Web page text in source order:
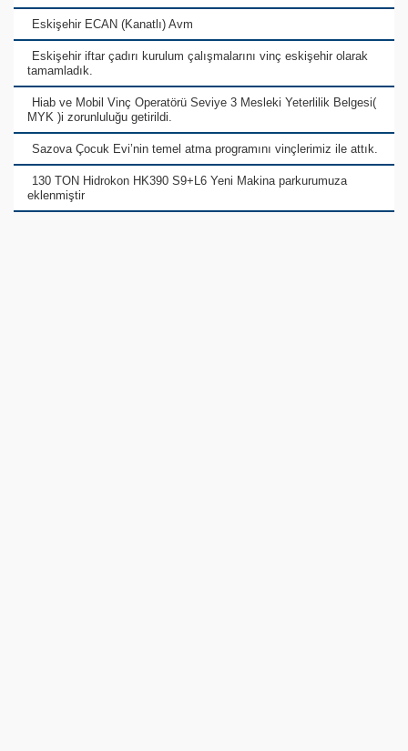
Eskişehir ECAN (Kanatlı) Avm
Eskişehir iftar çadırı kurulum çalışmalarını vinç eskişehir olarak
tamamladık.
Hiab ve Mobil Vinç Operatörü Seviye 3 Mesleki Yeterlilik Belgesi(
MYK )i zorunluluğu getirildi.
Sazova Çocuk Evi’nin temel atma programını vinçlerimiz ile attık.
130 TON Hidrokon HK390 S9+L6 Yeni Makina parkurumuza
eklenmiştir